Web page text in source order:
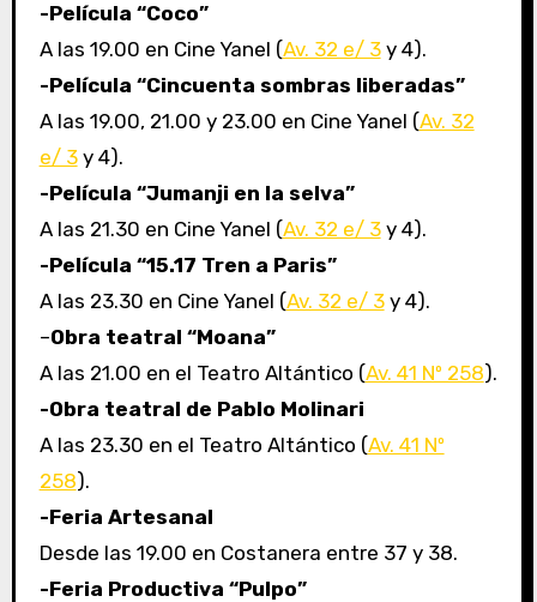
-Película “Coco”
A las 19.00 en Cine Yanel (Av. 32 e/ 3y 4).
-Película “Cincuenta sombras liberadas”
A las 19.00, 21.00 y 23.00 en Cine Yanel (Av. 32
e/ 3y 4).
-Película “Jumanji en la selva”
A las 21.30 en Cine Yanel (Av. 32 e/ 3y 4).
-Película “15.17 Tren a Paris”
A las 23.30 en Cine Yanel (Av. 32 e/ 3y 4).
–Obra teatral “Moana”
A las 21.00 en el Teatro Altántico (Av. 41 Nº 258).
-Obra teatral de Pablo Molinari
A las 23.30 en el Teatro Altántico (Av. 41 Nº
258).
-Feria Artesanal
Desde las 19.00 en Costanera entre 37 y 38.
-Feria Productiva “Pulpo”